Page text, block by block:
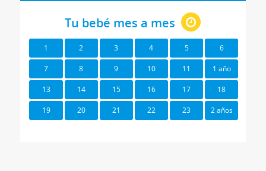
Tu bebé mes a mes
1 2 3 4 5 6
7 8 9 10 11 1 año
13 14 15 16 17 18
19 20 21 22 23 2 años